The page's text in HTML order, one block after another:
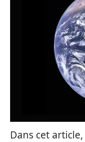
Dans cet article,